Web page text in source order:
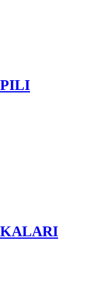
PILI
KALARI